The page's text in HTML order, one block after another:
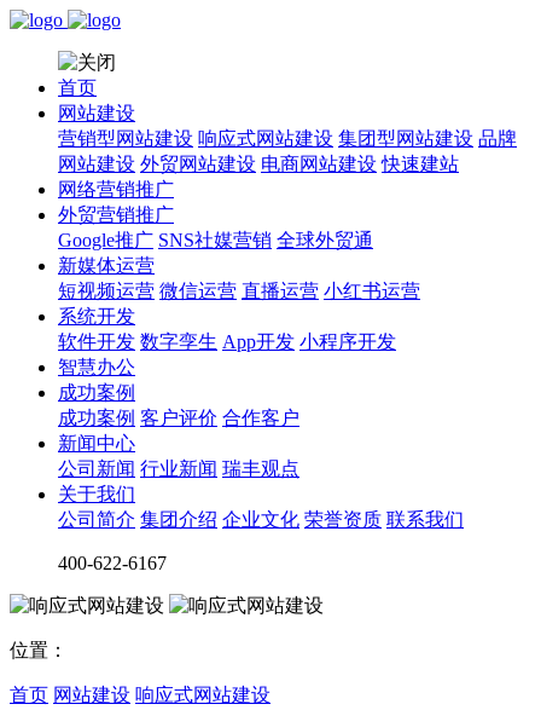
首页
网站建设
营销型网站建设 响应式网站建设 集团型网站建设 品牌
网站建设 外贸网站建设 电商网站建设 快速建站
网络营销推广
外贸营销推广
Google推广 SNS社媒营销 全球外贸通
新媒体运营
短视频运营 微信运营 直播运营 小红书运营
系统开发
软件开发 数字孪生 App开发 小程序开发
智慧办公
成功案例
成功案例 客户评价 合作客户
新闻中心
公司新闻 行业新闻 瑞丰观点
关于我们
公司简介 集团介绍 企业文化 荣誉资质 联系我们
400-622-6167
位置：
首页 网站建设 响应式网站建设